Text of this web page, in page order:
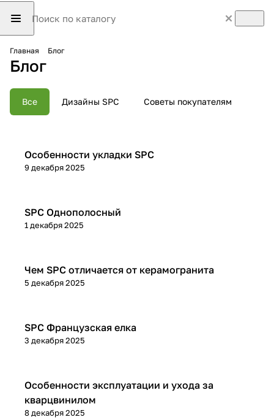
Главная Блог
Блог
Все Дизайны SPC Советы покупателям
Советы покупателям
9 декабря 2025
Особенности укладки SPC
Дизайны SPC
1 декабря 2025
SPC Однополосный
Советы покупателям
5 декабря 2025
Чем SPC отличается от керамогранита
Дизайны SPC
3 декабря 2025
SPC Французская елка
Советы покупателям
8 декабря 2025
Особенности эксплуатации и ухода за
кварцвинилом